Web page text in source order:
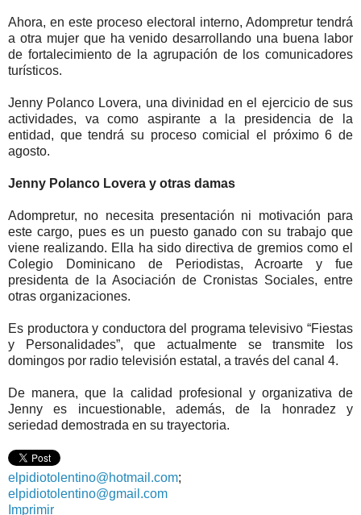
Ahora, en este proceso electoral interno, Adompretur tendrá
a otra mujer que ha venido desarrollando una buena labor
de fortalecimiento de la agrupación de los comunicadores
turísticos.
Jenny Polanco Lovera, una divinidad en el ejercicio de sus
actividades, va como aspirante a la presidencia de la
entidad, que tendrá su proceso comicial el próximo 6 de
agosto.
Jenny Polanco Lovera y otras damas
Adompretur, no necesita presentación ni motivación para
este cargo, pues es un puesto ganado con su trabajo que
viene realizando. Ella ha sido directiva de gremios como el
Colegio Dominicano de Periodistas, Acroarte y fue
presidenta de la Asociación de Cronistas Sociales, entre
otras organizaciones.
Es productora y conductora del programa televisivo “Fiestas
y Personalidades”, que actualmente se transmite los
domingos por radio televisión estatal, a través del canal 4.
De manera, que la calidad profesional y organizativa de
Jenny es incuestionable, además, de la honradez y
seriedad demostrada en su trayectoria.
elpidiotolentino@hotmail.com;
elpidiotolentino@gmail.com
Imprimir